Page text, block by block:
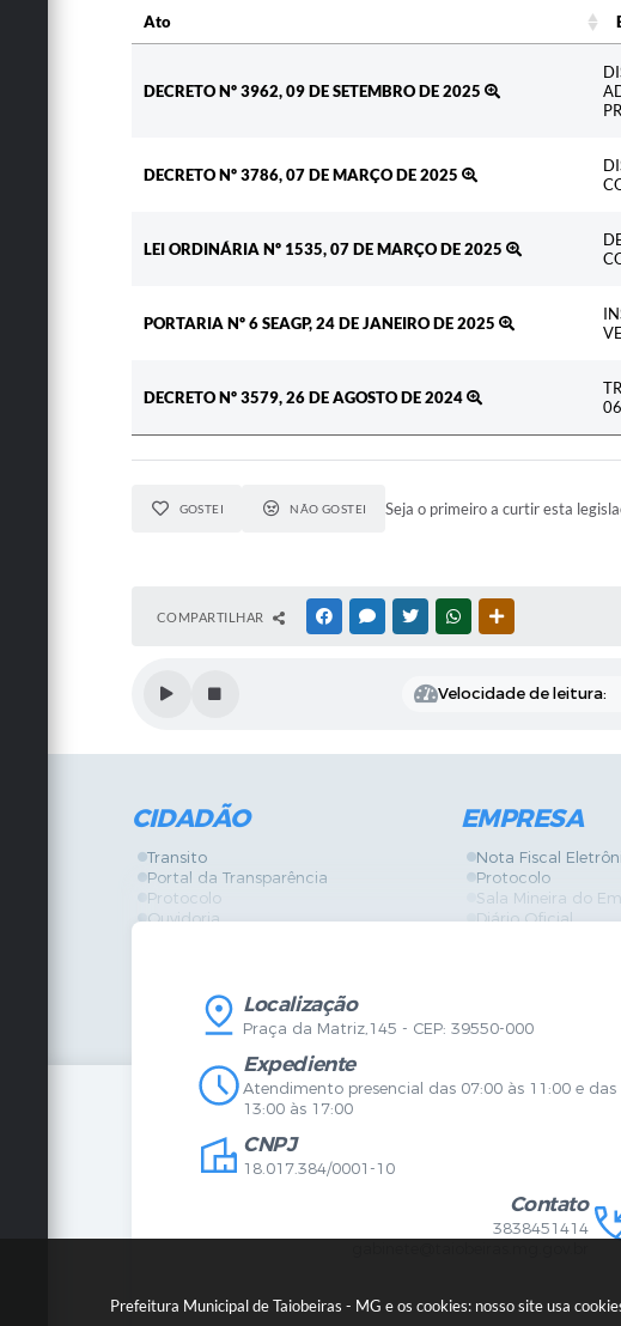
Prefeitura Municipal de Taiobeiras - MG e os cookies: nosso site usa
Ato
DECRETO Nº 3962, 09 DE SETEMBRO DE 2025
DECRETO Nº 3786, 07 DE MARÇO DE 2025
LEI ORDINÁRIA Nº 1535, 07 DE MARÇO DE 2025
PORTARIA Nº 6 SEAGP, 24 DE JANEIRO DE 2025
DECRETO Nº 3579, 26 DE AGOSTO DE 2024
GOSTEI NÃO GOSTEI Seja o primeiro a curtir esta
COMPARTILHAR FACEBOOKMESSENGER
TWITTERWHATSAPP
Velocidade de leitura:
CIDADÃO
Transito
Portal da Transparência
Protocolo
Ouvidoria
Legislação
Diário Oficial
Mapa do Site
Certidões
Agenda de Eventos
Concursos
Telefones Úteis
EMPRESA
Nota Fiscal
Protocolo
Sala Mineira do
Diário Oficial
Serviços Online
Vigilância Sanitária
Localização
Praça da Matriz,145 - CEP: 39550-000
Expediente
Atendimento presencial das 07:00 às 11:00 e das
13:00 às 17:00
CNPJ
18.017.384/0001-10
Contato
3838451414